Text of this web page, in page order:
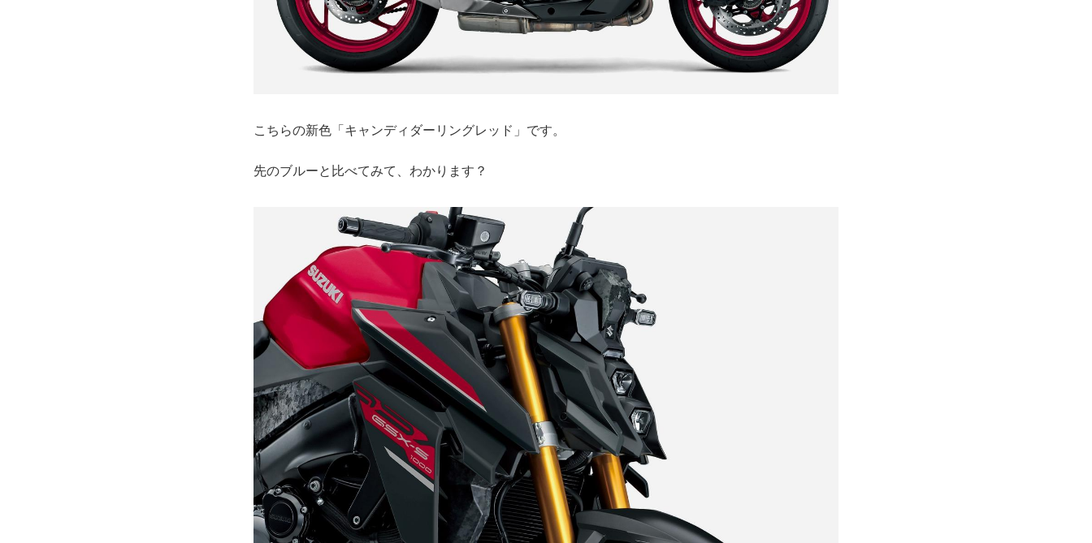
こちらの新色「キャンディダーリングレッド」です。
先のブルーと比べてみて、わかります？